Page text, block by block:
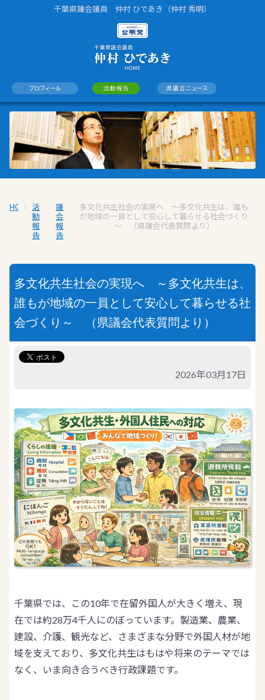
千葉県議会議員 仲村 ひであき（仲村 秀明）
HOME
>
活
動
報
告
>
議
会
報
告
>
多文化共生社会の実現へ ～多文化共生は、誰も
が地域の一員として安心して暮らせる社会づくり
～ （県議会代表質問より）
多文化共生社会の実現へ ～多文化共生は、
誰もが地域の一員として安心して暮らせる社
会づくり～ （県議会代表質問より）
2026年03月17日
千葉県では、この10年で在留外国人が大きく増え、現
在では約28万4千人にのぼっています。製造業、農業、
建設、介護、観光など、さまざまな分野で外国人材が地
域を支えており、多文化共生はもはや将来のテーマでは
なく、いま向き合うべき行政課題です。